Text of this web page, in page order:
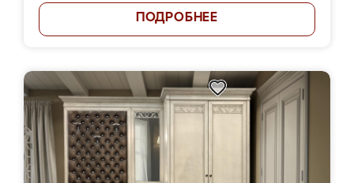
ПОДРОБНЕЕ